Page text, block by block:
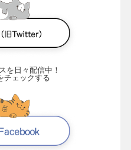
を日々配信中！
チェックする